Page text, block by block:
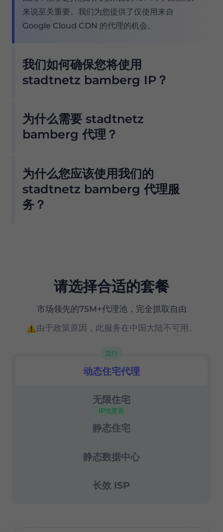
来说至关重要。我们为您提供了仅使用来自
Google Cloud CDN 的代理的机会。
我们如何确保您将使用
stadtnetz bamberg IP？
代理，因此我们的客户不必担心停机和 IP 阻塞。
您可以从与该提供商合作的位置使用 stadtnetz
我们的池中仅获取 stadtnetz bamberg 代理服
务器。但是，为了防止任何滥用并保持我们网络的
完整性，默认情况下不会为新用户启用此选项 .
为什么需要 stadtnetz
bamberg 代理？
代理，因此我们的客户不必担心停机和 IP 阻塞。
您可以从与该提供商合作的位置使用 stadtnetz
bamberg 代理服务器访问所需的数据 .
为什么您应该使用我们的
stadtnetz bamberg 代理服
务？
我们的住宅代理提供：
精确的（国家、州和城市级别）地理定位
成功率99.67%
请选择合适的套餐
市场领先的75M+代理池，完全抓取自由
由于政策原因，此服务在中国大陆不可用。
住宅代理
流行
无限住宅
静态住宅
IP池更新
静态数据中心
长效 ISP
动态住宅代理